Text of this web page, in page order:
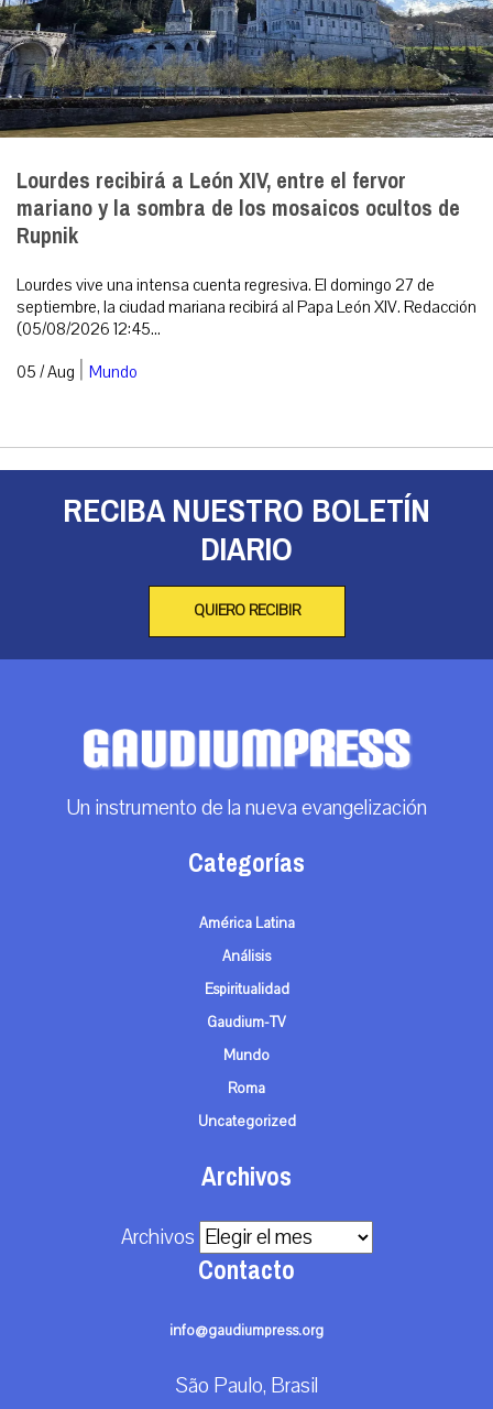
Lourdes recibirá a León XIV, entre el fervor
mariano y la sombra de los mosaicos ocultos de
Rupnik
Lourdes vive una intensa cuenta regresiva. El domingo 27 de
septiembre, la ciudad mariana recibirá al Papa León XIV. Redacción
(05/08/2026 12:45...
05 / Aug | Mundo
RECIBA NUESTRO BOLETÍN
DIARIO
QUIERO RECIBIR
Un instrumento de la nueva evangelización
Categorías
América Latina
Análisis
Espiritualidad
Gaudium-TV
Mundo
Roma
Uncategorized
Archivos
Archivos
Contacto
info@gaudiumpress.org
São Paulo, Brasil